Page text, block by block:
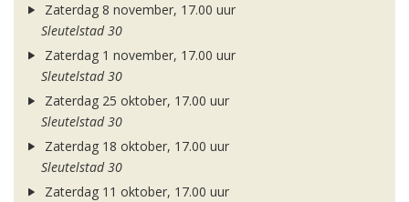
Zaterdag 8 november, 17.00 uur
Sleutelstad 30
Zaterdag 1 november, 17.00 uur
Sleutelstad 30
Zaterdag 25 oktober, 17.00 uur
Sleutelstad 30
Zaterdag 18 oktober, 17.00 uur
Sleutelstad 30
Zaterdag 11 oktober, 17.00 uur